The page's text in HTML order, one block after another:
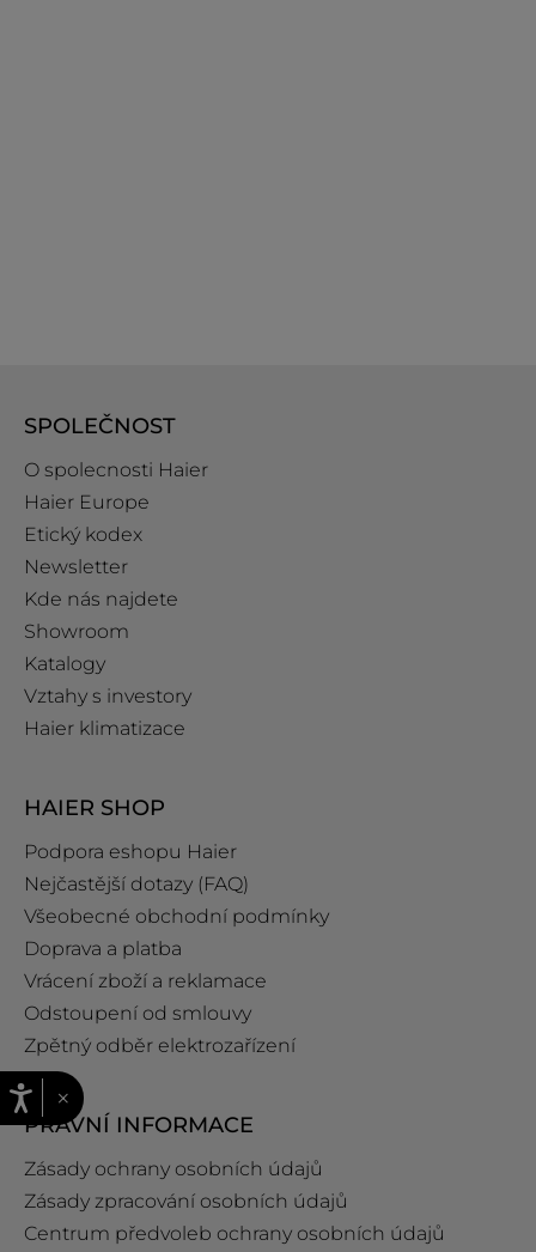
SPOLEČNOST
O spolecnosti Haier
Haier Europe
Etický kodex
Newsletter
Kde nás najdete
Showroom
Katalogy
Vztahy s investory
Haier klimatizace
HAIER SHOP
Podpora eshopu Haier
Nejčastější dotazy (FAQ)
Všeobecné obchodní podmínky
Doprava a platba
Vrácení zboží a reklamace
Odstoupení od smlouvy
Zpětný odběr elektrozařízení
PRÁVNÍ INFORMACE
Zásady ochrany osobních údajů
Zásady zpracování osobních údajů
Centrum předvoleb ochrany osobních údajů
×